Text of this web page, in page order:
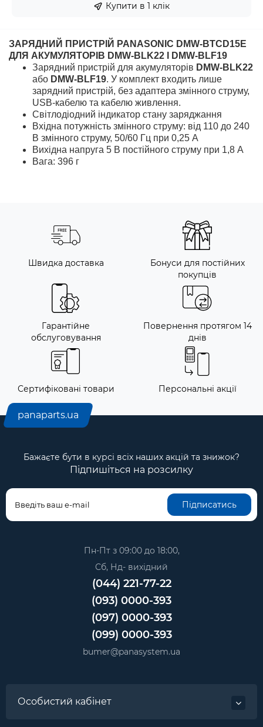
Купити в 1 клік
ЗАРЯДНИЙ ПРИСТРІЙ PANASONIC DMW-BTCD15E
ДЛЯ АКУМУЛЯТОРІВ DMW-BLK22 І DMW-BLF19
Зарядний пристрій для акумуляторів DMW-BLK22
або DMW-BLF19. У комплект входить лише
зарядний пристрій, без адаптера змінного струму,
USB-кабелю та кабелю живлення.
Світлодіодний індикатор стану заряджання
Вхідна потужність змінного струму: від 110 до 240
В змінного струму, 50/60 Гц при 0,25 A
Вихідна напруга 5 В постійного струму при 1,8 А
Вага: 396 г
Швидка доставка
Бонуси для постійних
покупців
Гарантійне
обслуговування
Повернення протягом 14
днів
Сертифіковані товари Персональні акції
panaparts.ua
Бажаєте бути в курсі всіх наших акцій та знижок?
Підпишіться на розсилку
Підписатись
Пн-Пт з 09:00 до 18:00,
Сб, Нд- вихідний
(044) 221-77-22
(093) 0000-393
(097) 0000-393
(099) 0000-393
bumer@panasystem.ua
Особистий кабінет